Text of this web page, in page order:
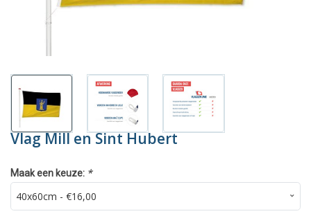
Vlag Mill en Sint Hubert
Maak een keuze: *